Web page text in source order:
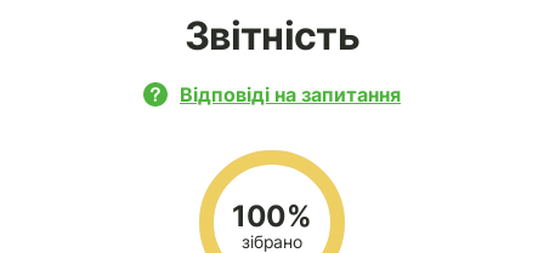
Звітність
Відповіді на запитання
100%
зібрано